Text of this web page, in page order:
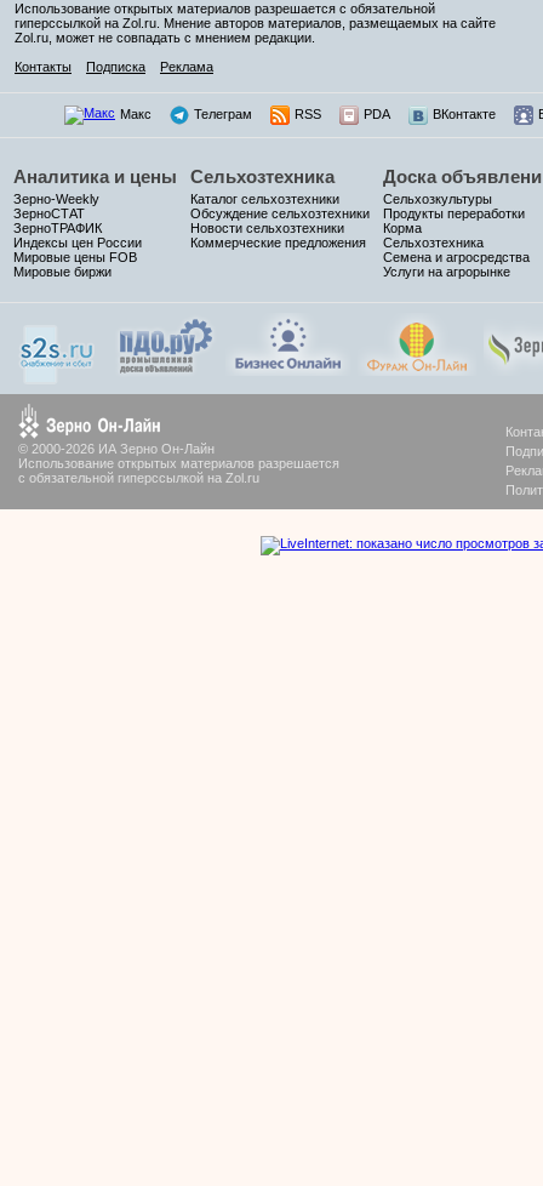
Использование открытых материалов разрешается с обязательной
гиперссылкой на Zol.ru. Мнение авторов материалов, размещаемых на сайте
Zol.ru, может не совпадать с мнением редакции.
Контакты
Подписка Реклама
Макс Телеграм RSS PDA ВКонтакте
Аналитика и цены
Зерно-Weekly
ЗерноСТАТ
ЗерноТРАФИК
Индексы цен России
Мировые цены FOB
Мировые биржи
Сельхозтехника
Каталог сельхозтехники
Обсуждение сельхозтехники
Новости сельхозтехники
Коммерческие предложения
Доска
Сельхозкультуры
Продукты переработки
Корма
Сельхозтехника
Семена и агросредства
Услуги на агрорынке
© 2000-2026 ИА Зерно Он-Лайн
Использование открытых материалов разрешается
с обязательной гиперссылкой на Zol.ru